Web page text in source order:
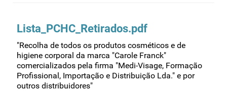
Lista_PCHC_Retirados.pdf
"Recolha de todos os produtos cosméticos e de
higiene corporal da marca "Carole Franck"
comercializados pela firma "Medi-Visage, Formação
Profissional, Importação e Distribuição Lda." e por
outros distribuidores"